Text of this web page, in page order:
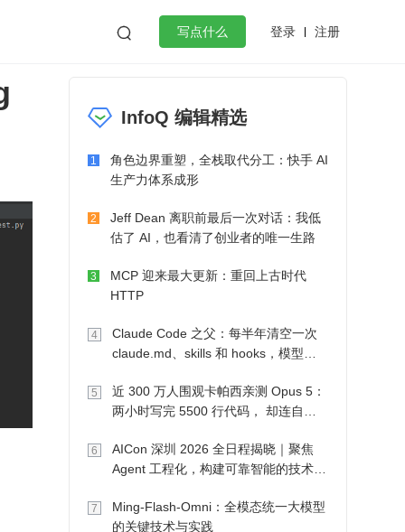
 写点什么 登录 注册
作
微服务架构 flutter
InfoQ 编辑精选
1
角色边界重塑，全栈取代分工：快手 AI
生产力体系成形
2
Jeff Dean 离职前最后一次对话：我低
估了 AI，也看清了创业者的唯一生路
3
MCP 迎来最大更新：重回上古时代
HTTP
4
Claude Code 之父：每半年清空一次
claude.md、skills 和 hooks，模型自
5
近 300 万人围观卡帕西亲测 Opus 5：
两小时写完 5500 行代码， 却连自己
6
AICon 深圳 2026 全日程揭晓｜聚焦
Agent 工程化，构建可靠智能的技术路
7
Ming-Flash-Omni：全模态统一大模型
的关键技术与实践